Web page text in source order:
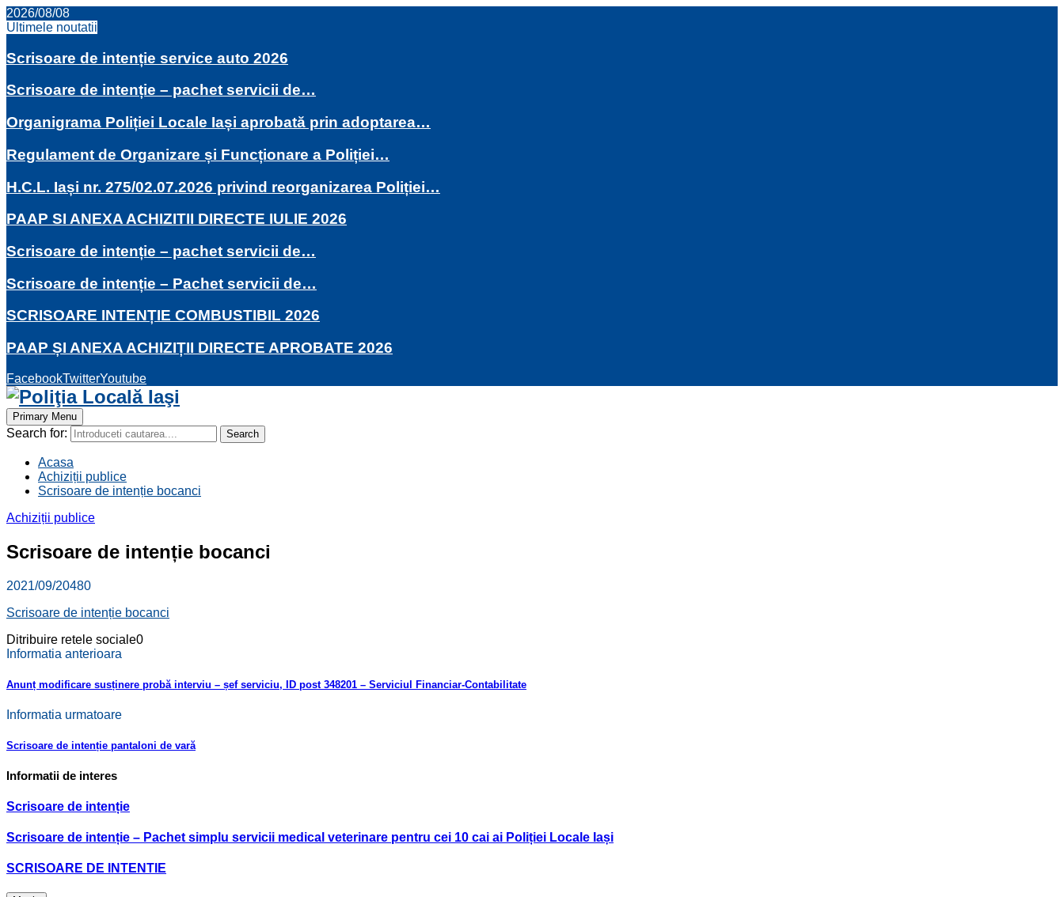
2026/08/08
Ultimele noutatii
Scrisoare de intenție service auto 2026
Scrisoare de intenție – pachet servicii de…
Organigrama Poliției Locale Iași aprobată prin adoptarea…
Regulament de Organizare și Funcționare a Poliției…
H.C.L. Iași nr. 275/02.07.2026 privind reorganizarea Poliției…
PAAP SI ANEXA ACHIZITII DIRECTE IULIE 2026
Scrisoare de intenție – pachet servicii de…
Scrisoare de intenție – Pachet servicii de…
SCRISOARE INTENȚIE COMBUSTIBIL 2026
PAAP ȘI ANEXA ACHIZIȚII DIRECTE APROBATE 2026
FacebookTwitterYoutube
Primary Menu
Search for: Search
Acasa
Achiziții publice
Scrisoare de intenție bocanci
Achiziții publice
Scrisoare de intenție bocanci
2021/09/20480
Scrisoare de intenție bocanci
Ditribuire retele sociale0
Informatia anterioara
Anunț modificare susținere probă interviu – șef serviciu, ID post 348201 – Serviciul Financiar-Contabilitate
Informatia urmatoare
Scrisoare de intenție pantaloni de vară
Informatii de interes
Scrisoare de intenție
Scrisoare de intenție – Pachet simplu servicii medical veterinare pentru cei 10 cai ai Poliției Locale Iași
SCRISOARE DE INTENTIE